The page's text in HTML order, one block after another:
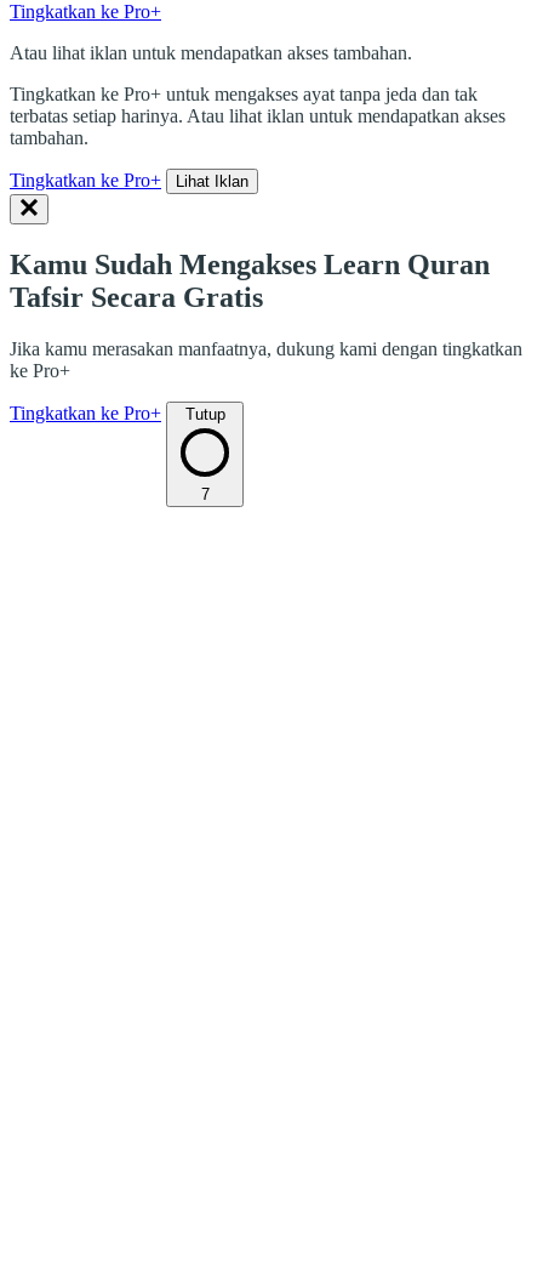
Tingkatkan ke Pro+
Atau lihat iklan untuk mendapatkan akses tambahan.
Tingkatkan ke Pro+ untuk mengakses ayat tanpa jeda dan tak
terbatas setiap harinya. Atau lihat iklan untuk mendapatkan akses
tambahan.
Tingkatkan ke Pro+ Lihat Iklan
Kamu Sudah Mengakses Learn Quran
Tafsir Secara Gratis
Jika kamu merasakan manfaatnya, dukung kami dengan tingkatkan
ke Pro+
Tingkatkan ke Pro+ Tutup
7